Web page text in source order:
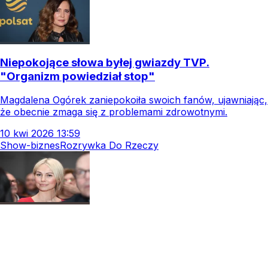
Niepokojące słowa byłej gwiazdy TVP.
"Organizm powiedział stop"
Magdalena Ogórek zaniepokoiła swoich fanów, ujawniając,
że obecnie zmaga się z problemami zdrowotnymi.
10 kwi 2026 13:59
Show-biznesRozrywka Do Rzeczy